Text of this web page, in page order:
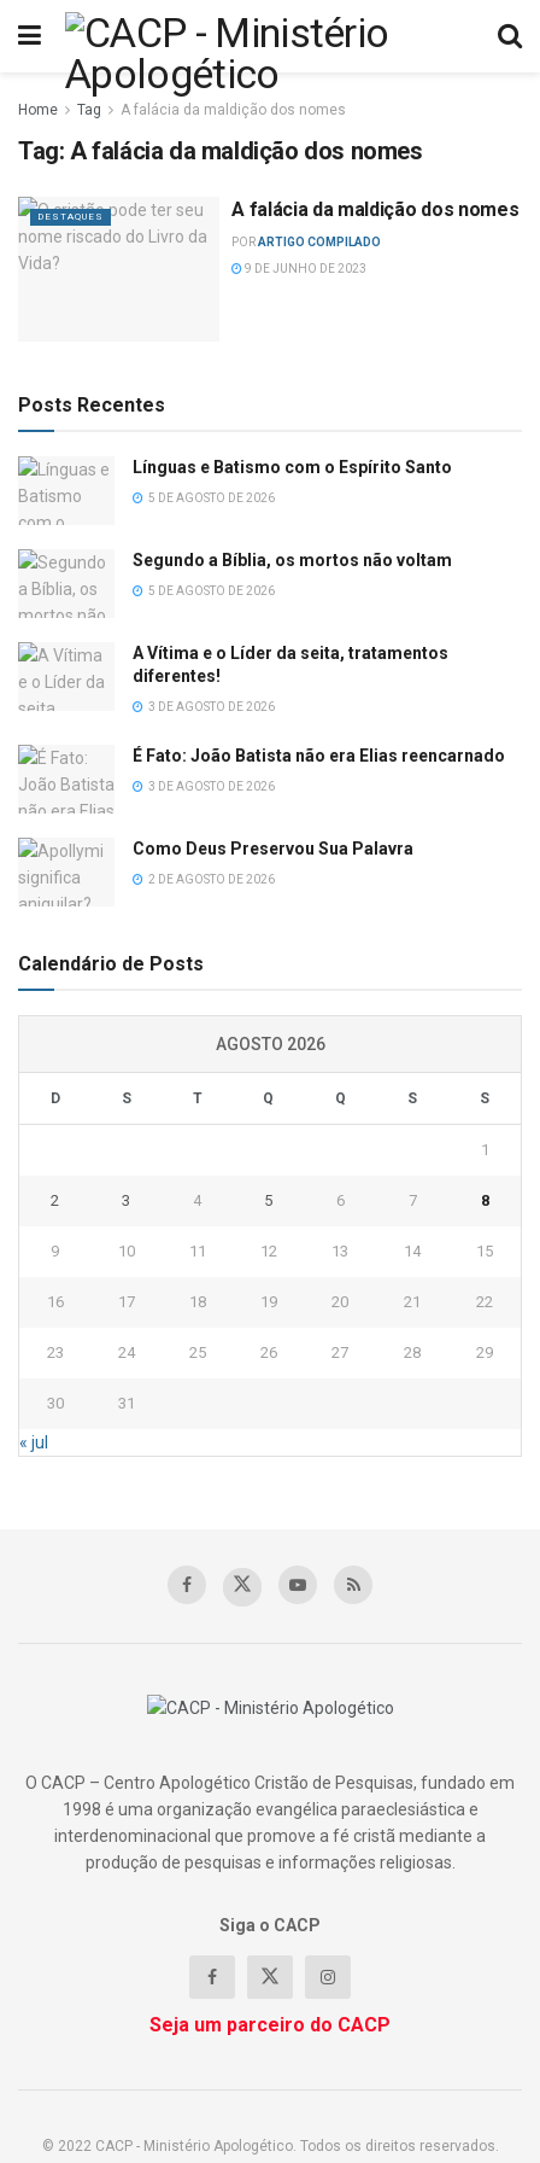
Home Tag A falácia da maldição dos nomes
Tag: A falácia da maldição dos nomes
DESTAQUES A falácia da maldição dos nomes
PORARTIGO COMPILADO
9 DE JUNHO DE 2023
Posts Recentes
Línguas e Batismo com o Espírito Santo
5 DE AGOSTO DE 2026
Segundo a Bíblia, os mortos não voltam
5 DE AGOSTO DE 2026
A Vítima e o Líder da seita, tratamentos
diferentes!
3 DE AGOSTO DE 2026
É Fato: João Batista não era Elias reencarnado
3 DE AGOSTO DE 2026
Como Deus Preservou Sua Palavra
2 DE AGOSTO DE 2026
Calendário de Posts
AGOSTO 2026
D S T Q Q S S
1
2 3 4 5 6 7 8
9 10 11 12 13 14 15
16 17 18 19 20 21 22
23 24 25 26 27 28 29
30 31
« jul
O CACP – Centro Apologético Cristão de Pesquisas, fundado em
1998 é uma organização evangélica paraeclesiástica e
interdenominacional que promove a fé cristã mediante a
produção de pesquisas e informações religiosas.
Siga o CACP
Seja um parceiro do CACP
© 2022 CACP - Ministério Apologético. Todos os direitos reservados.